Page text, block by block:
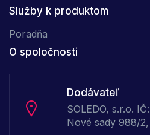
Služby k produktom
Poradňa
O spoločnosti
Dodávateľ
SOLEDO, s.r.o.
Nové sady 988/